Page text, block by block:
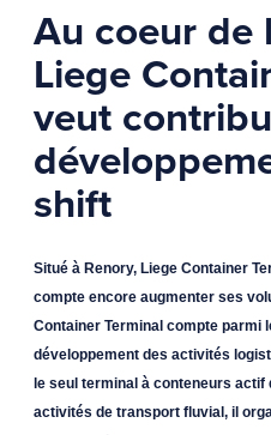
Au coeur de
Liege
veut
shift
Situé à Renory, Liege Container
compte encore augmenter ses
Container Terminal compte parmi
développement des activités
le seul terminal à conteneurs actif
activités de transport fluvial, il